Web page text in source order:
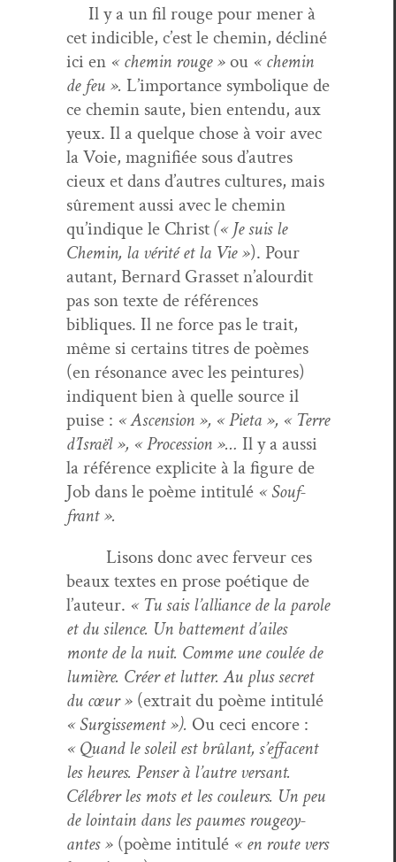
Il y a un fil rouge pour men­er à
cet indi­ci­ble, c’est le chemin, décliné
ici en « chemin rouge »ou « chemin
de feu ». L’importance sym­bol­ique de
ce chemin saute, bien enten­du, aux
yeux. Il a quelque chose à voir avec
la Voie, mag­nifiée sous d’autres
cieux et dans d’autres cul­tures, mais
sûre­ment aus­si avec le chemin
qu’indique le Christ(« Je suis le
Chemin, la vérité et la Vie »). Pour
autant, Bernard Gras­set n’alourdit
pas son texte de références
bibliques. Il ne force pas le trait,
même si cer­tains titres de poèmes
(en réso­nance avec les pein­tures)
indiquent bien à quelle source il
puise : « Ascen­sion », « Pieta », « Terre
d’Israël », « Pro­ces­sion »… Il y a aus­si
la référence explicite à la fig­ure de
Job dans le poème inti­t­ulé « Souf­
frant ».
Lisons donc avec fer­veur ces
beaux textes en prose poé­tique de
l’auteur. « Tu sais l’alliance de la parole
et du silence. Un bat­te­ment d’ailes
monte de la nuit. Comme une coulée de
lumière. Créer et lut­ter. Au plus secret
du cœur » (extrait du poème inti­t­ulé
« Sur­gisse­ment »). Ou ceci encore :
« Quand le soleil est brûlant, s’effacent
les heures. Penser à l’autre ver­sant.
Célébr­er les mots et les couleurs. Un peu
de loin­tain dans les paumes rougeoy­
antes » (poème inti­t­ulé « en route vers